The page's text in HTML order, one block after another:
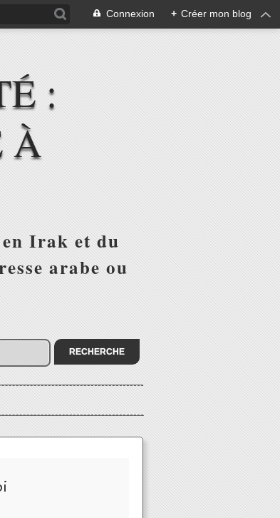
Connexion + Créer mon blog
:
À
Irak et du
arabe ou